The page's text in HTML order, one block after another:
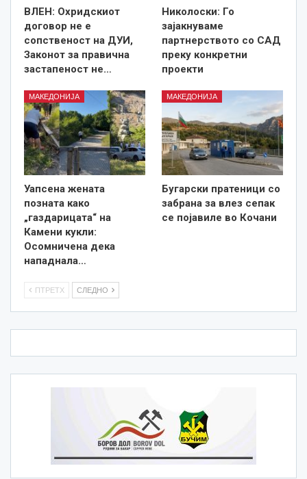
ВЛЕН: Охридскиот
договор не е
сопственост на ДУИ,
Законот за правична
застапеност не…
Николоски: Го
зајакнуваме
партнерството со САД
преку конкретни
проекти
МАКЕДОНИЈА
Уапсена жената
позната како
„газдарицата“ на
Камени кукли:
Осомничена дека
нападнала…
МАКЕДОНИЈА
Бугарски пратеници со
забрана за влез сепак
се појавиле во Кочани
ПТРЕТХ СЛЕДНО